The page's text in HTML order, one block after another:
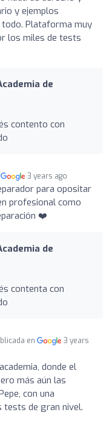
y ejemplos
Plataforma muy
los miles de tests
de
contento con
3 years ago
para opositar
profesional como
❤️
de
contenta con
en
3 years
donde el
más aún las
con una
de gran nivel.